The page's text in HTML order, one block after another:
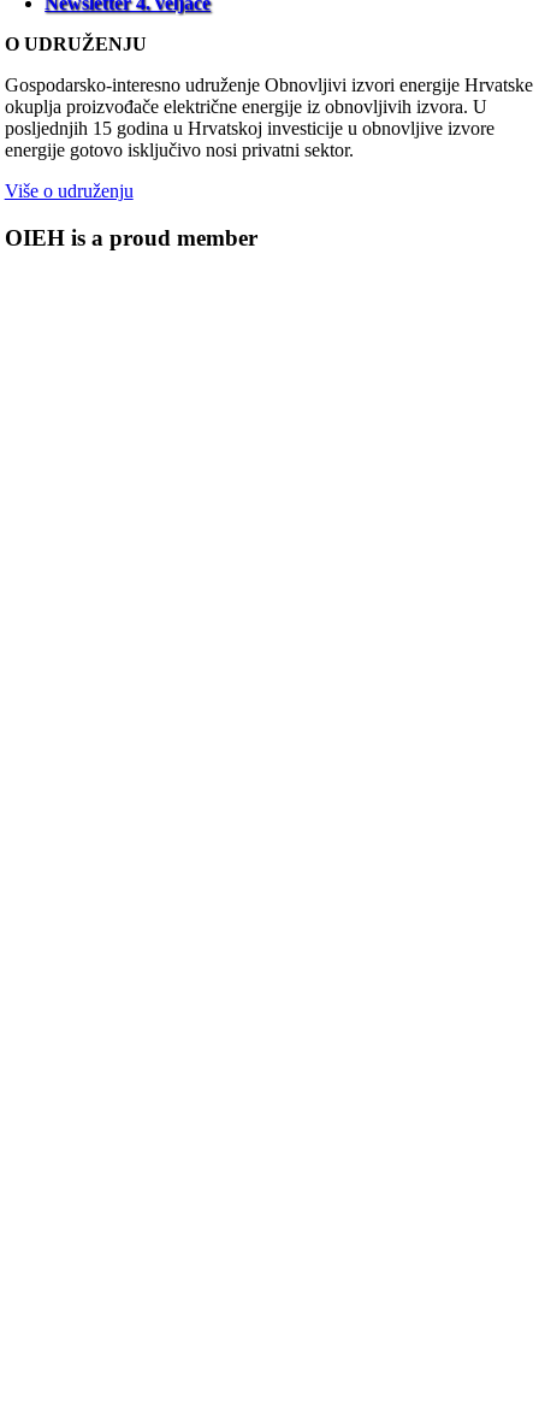
O UDRUŽENJU
Gospodarsko-interesno udruženje Obnovljivi izvori energije Hrvatske
okuplja proizvođače električne energije iz obnovljivih izvora. U
posljednjih 15 godina u Hrvatskoj investicije u obnovljive izvore
energije gotovo isključivo nosi privatni sektor.
Više o udruženju
OIEH is a proud member